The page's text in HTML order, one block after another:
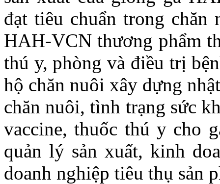
đạt tiêu chuẩn trong
HAH-VCN thương phẩm
thú y, phòng và điều trị
hộ chăn nuôi xây dựng
chăn nuôi, tình trạng sức
vaccine, thuốc thú y cho
quản lý sản xuất, kinh
doanh nghiệp tiêu thụ sản